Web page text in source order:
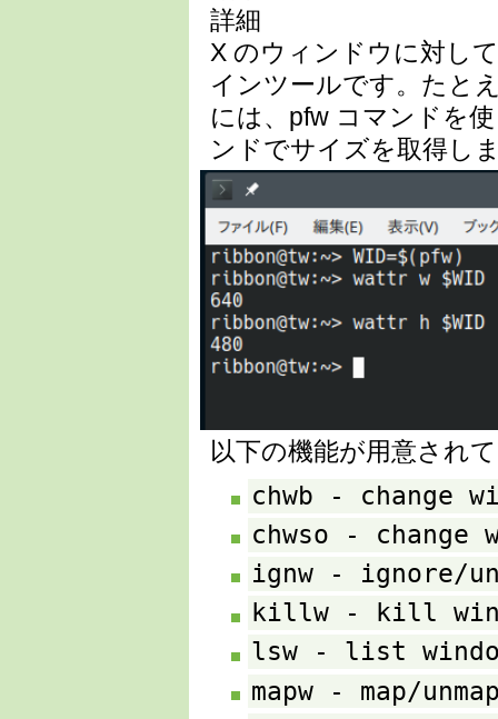
詳細
X のウィンドウに対し
インツールです。たと
には、pfw コマンドを
ンドでサイズを取得し
以下の機能が用意され
chwb - change
chwso - change
ignw - ignore/
killw - kill
lsw - list
mapw - map/